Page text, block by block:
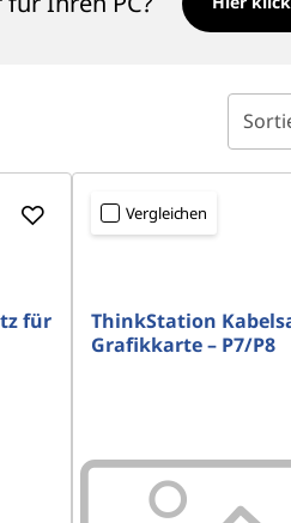
für
Vergleichen
ThinkStation
Grafikkarte – P7/P8